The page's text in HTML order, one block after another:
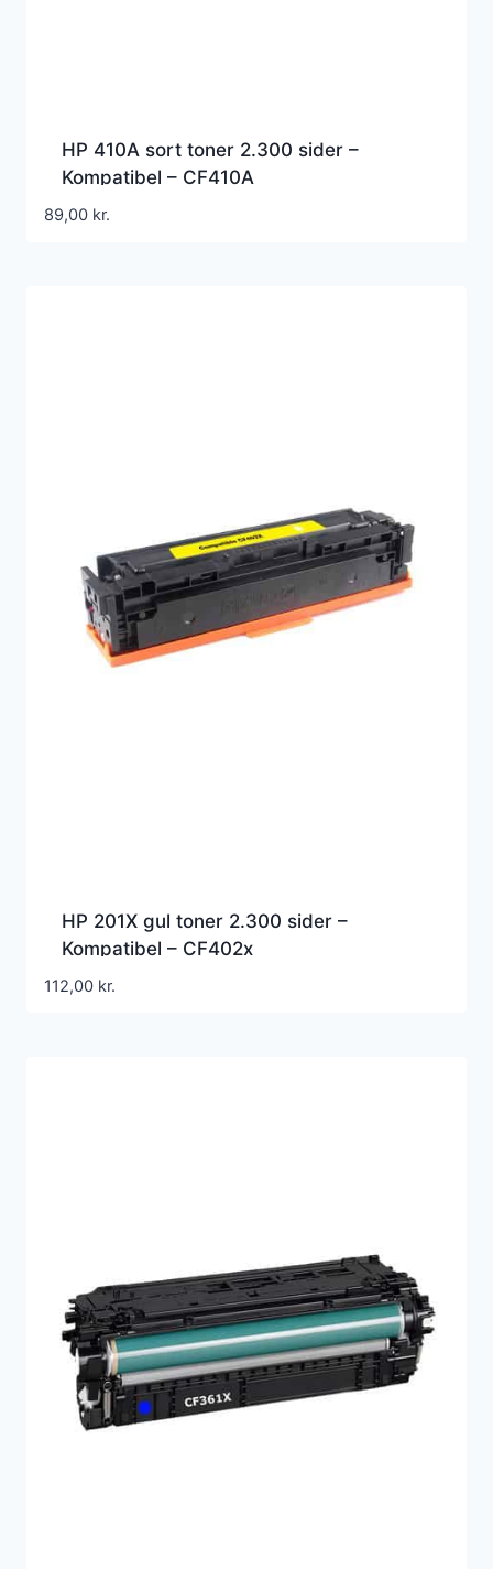
HP 410A sort toner 2.300 sider –
Kompatibel – CF410A
89,00 kr.
HP 201X gul toner 2.300 sider –
Kompatibel – CF402x
112,00 kr.